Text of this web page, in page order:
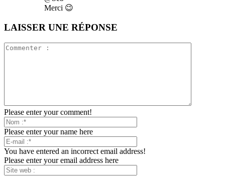
Merci 😉
LAISSER UNE RÉPONSE
Please enter your comment!
Please enter your name here
You have entered an incorrect email address!
Please enter your email address here